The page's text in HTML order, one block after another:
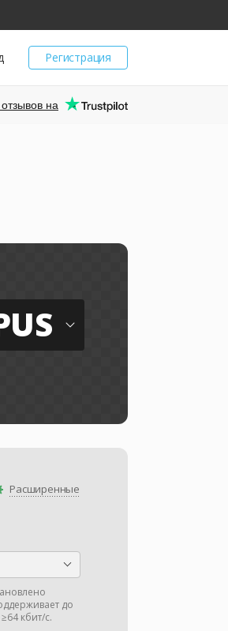
Регистрация
отзывов на
Расширенные
до
кбит/с.